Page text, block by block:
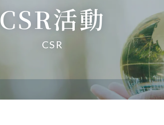
CSR活動
CSR